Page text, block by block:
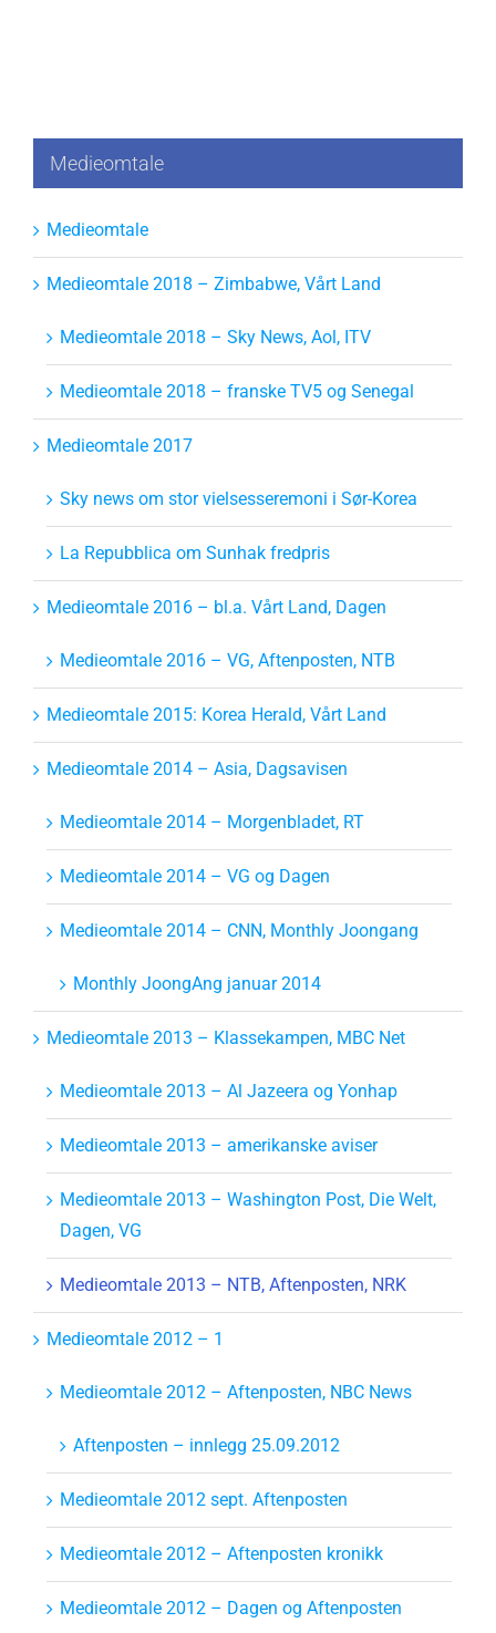
Medieomtale
Medieomtale
Medieomtale 2018 – Zimbabwe, Vårt Land
Medieomtale 2018 – Sky News, Aol, ITV
Medieomtale 2018 – franske TV5 og Senegal
Medieomtale 2017
Sky news om stor vielsesseremoni i Sør-Korea
La Repubblica om Sunhak fredpris
Medieomtale 2016 – bl.a. Vårt Land, Dagen
Medieomtale 2016 – VG, Aftenposten, NTB
Medieomtale 2015: Korea Herald, Vårt Land
Medieomtale 2014 – Asia, Dagsavisen
Medieomtale 2014 – Morgenbladet, RT
Medieomtale 2014 – VG og Dagen
Medieomtale 2014 – CNN, Monthly Joongang
Monthly JoongAng januar 2014
Medieomtale 2013 – Klassekampen, MBC Net
Medieomtale 2013 – Al Jazeera og Yonhap
Medieomtale 2013 – amerikanske aviser
Medieomtale 2013 – Washington Post, Die Welt,
Dagen, VG
Medieomtale 2013 – NTB, Aftenposten, NRK
Medieomtale 2012 – 1
Medieomtale 2012 – Aftenposten, NBC News
Aftenposten – innlegg 25.09.2012
Medieomtale 2012 sept. Aftenposten
Medieomtale 2012 – Aftenposten kronikk
Medieomtale 2012 – Dagen og Aftenposten